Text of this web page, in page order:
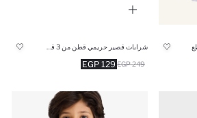
129 EGP 249 EGP